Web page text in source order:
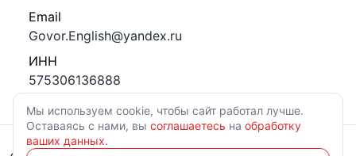
Email
Govor.English@yandex.ru
ИНН
575306136888
Мы используем cookie, чтобы сайт работал лучше.
Оставаясь с нами, вы соглашаетесь на обработку
ваших данных.